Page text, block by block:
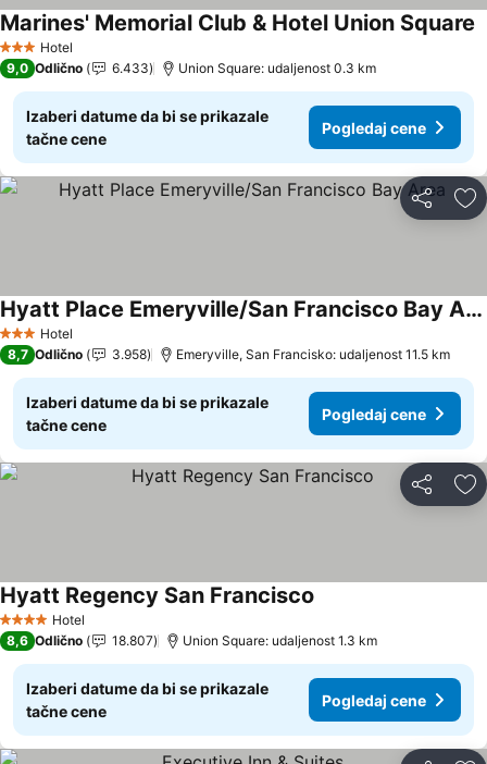
3 Zvezdice
Hotel
Marines' Memorial Club & Hotel Union Square
9,0 Odlično 6.433 Union Square: udaljenost 0.3 km
Izaberi datume da bi se prikazale
tačne cene
Pogledaj cene
Deli
3 Zvezdice
Hotel
Hyatt Place Emeryville/San Francisco Bay Area
Pogledaj cene
8,7 Odlično 3.958 Emeryville, San Francisko: udaljenost 11.5 km
Izaberi datume da bi se prikazale
tačne cene
Pogledaj cene
Deli
4 ZvezdiceHotel
Hyatt Regency San Francisco
8,6 Odlično 18.807 Union Square: udaljenost 1.3 km
Izaberi datume da bi se prikazale
tačne cene
Pogledaj cene